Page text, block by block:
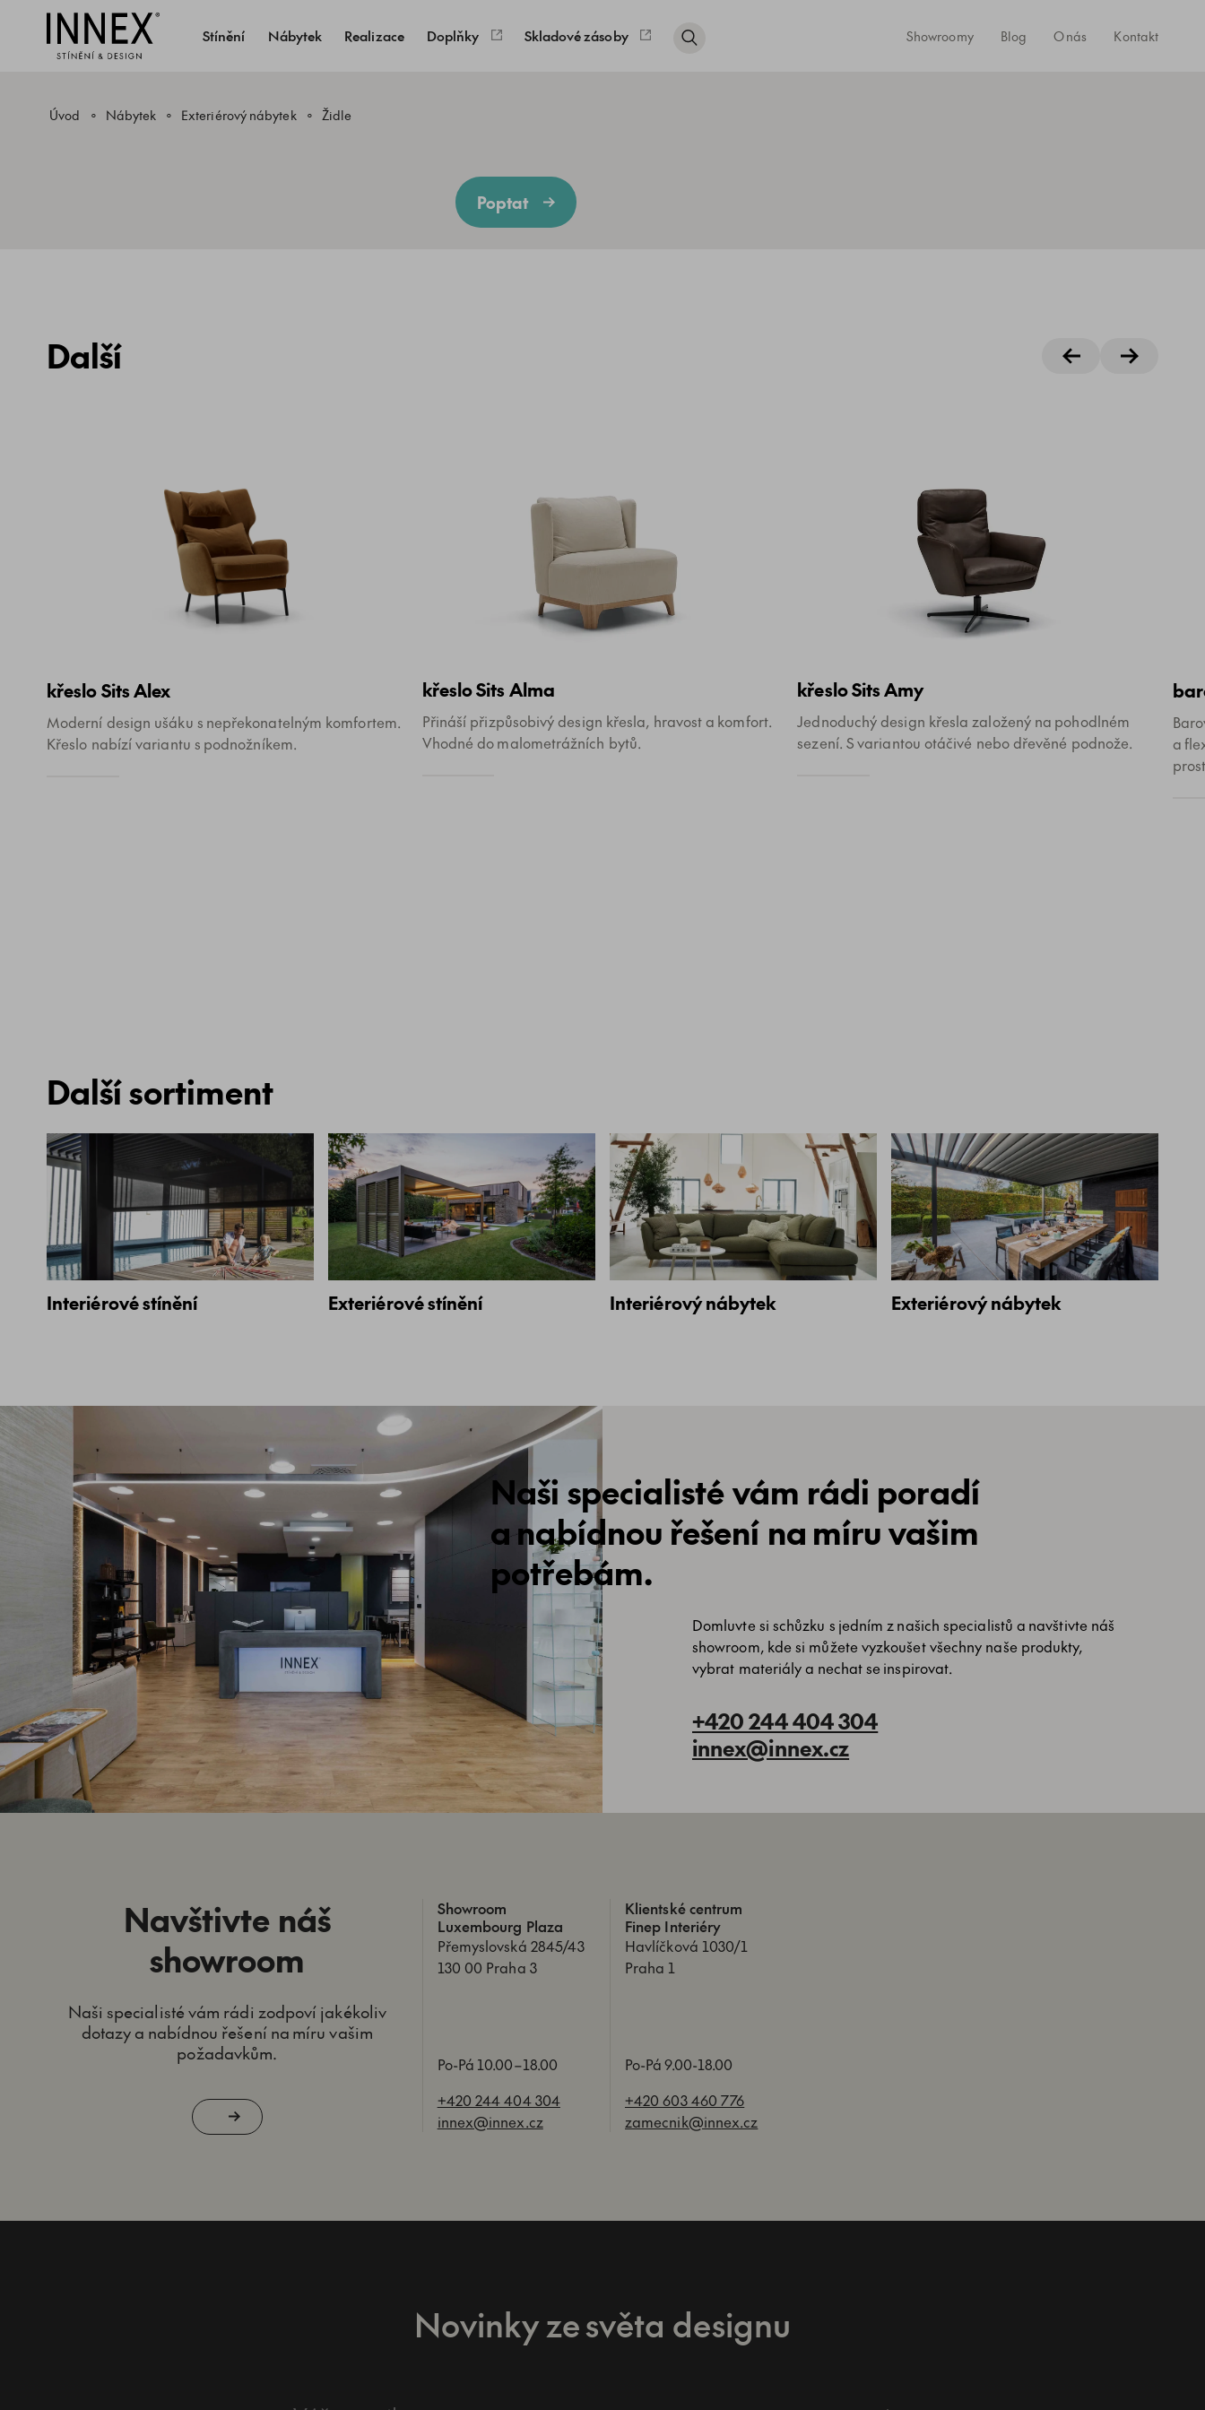
Stínění Nábytek Realizace Doplňky Skladové zásoby Showroomy Blog O nás Kontakt
Úvod Nábytek Exteriérový nábytek Židle
Poptat
Další
křeslo Sits Alex
Moderní design ušáku s nepřekonatelným komfortem.
Křeslo nabízí variantu s podnožníkem.
křeslo Sits Alma
Přináší přizpůsobivý design křesla, hravost a komfort.
Vhodné do malometrážních bytů.
křeslo Sits Amy
Jednoduchý design křesla založený na pohodlném
sezení. S variantou otáčivé nebo dřevěné podnože.
a
Další sortiment
Interiérové stínění Exteriérové stínění Interiérový nábytek Exteriérový nábytek
Naši specialisté vám rádi poradí
a nabídnou řešení na míru vašim
potřebám.
Domluvte si schůzku s jedním z našich specialistů a navštivte náš
showroom, kde si můžete vyzkoušet všechny naše produkty,
vybrat materiály a nechat se inspirovat.
+420 244 404 304
innex@innex.cz
Navštivte náš
showroom
Naši specialisté vám rádi zodpoví jakékoliv
dotazy a nabídnou řešení na míru vašim
požadavkům.
Showroom
Luxembourg Plaza
Přemyslovská 2845/43
130 00 Praha 3
Po-Pá 10.00–18.00
+420 244 404 304
innex@innex.cz
Klientské centrum
Finep Interiéry
Havlíčková 1030/1
Praha 1
Po-Pá 9.00-18.00
+420 603 460 776
zamecnik@innex.cz
Novinky ze světa designu